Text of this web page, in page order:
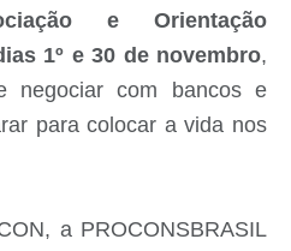
e Orientação
1º e 30 de novembro,
negociar com bancos e
para colocar a vida nos
a PROCONSBRASIL